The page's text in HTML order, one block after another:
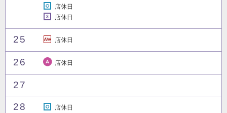
店休日
店休日
25 店休日
26 店休日
27
28
店休日